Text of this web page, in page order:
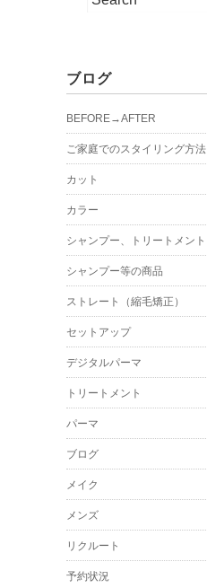
ブログ
BEFORE→AFTER
ご家庭でのスタイリング方法
カット
カラー
シャンプー、トリートメント
シャンプー等の商品
ストレート（縮毛矯正）
セットアップ
デジタルパーマ
トリートメント
パーマ
ブログ
メイク
メンズ
リクルート
予約状況